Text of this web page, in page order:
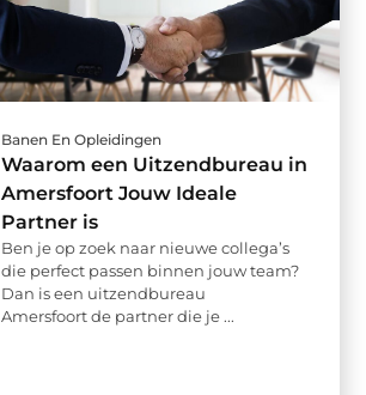
Banen En Opleidingen
Waarom een Uitzendbureau in
Amersfoort Jouw Ideale
Partner is
Ben je op zoek naar nieuwe collega’s
die perfect passen binnen jouw team?
Dan is een uitzendbureau
Amersfoort de partner die je ...